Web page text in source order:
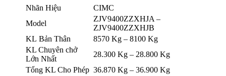
Nhãn Hiệu
CIMC
Model
ZJV9400ZZXHJA –
ZJV9400ZZXHJB
KL Bản Thân
8570 Kg – 8100 Kg
KL Chuyên chở
Lớn Nhất
28.300 Kg – 28.800 Kg
Tổng KL Cho Phép 36.870 Kg – 36.900 Kg